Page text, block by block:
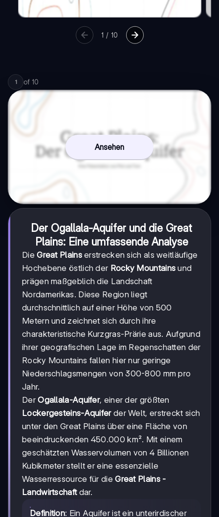
1 / 10
1 of 10
Ansehen
Der Ogallala-Aquifer und die Great
Plains: Eine umfassende Analyse
DieGreat Plainserstrecken sich als weitläufige
Hochebene östlich der Rocky Mountains und
prägen maßgeblich die Landschaft
Nordamerikas. Diese Region liegt
durchschnittlich auf einer Höhe von 500
Metern und zeichnet sich durch ihre
charakteristische Kurzgras-Prärie aus. Aufgrund
ihrer geografischen Lage im Regenschatten der
Rocky Mountains fallen hier nur geringe
Niederschlagsmengen von 300-800 mm pro
Jahr.
DerOgallala-Aquifer, einer der größten
Lockergesteins-Aquiferder Welt, erstreckt sich
unter den Great Plains über eine Fläche von
beeindruckenden 450.000 km². Mit einem
geschätzten Wasservolumen von 4 Billionen
Kubikmeter stellt er eine essenzielle
Wasserressource für dieGreat Plains -
Landwirtschaftdar.
Definition: Ein Aquifer ist ein unterirdischer